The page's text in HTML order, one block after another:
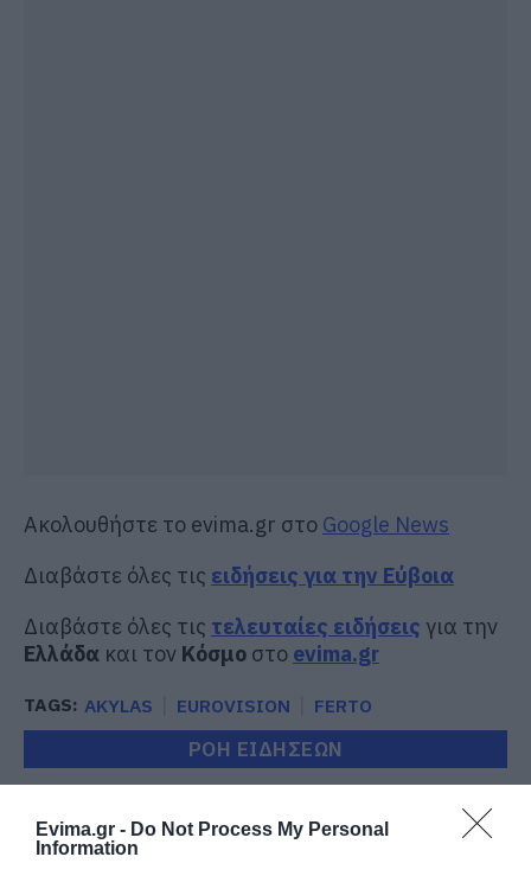
Evima.gr - Do Not Process My Personal
Information
Ακολουθήστε το evima.gr στο Google News
Διαβάστε όλες τις ειδήσεις για την Εύβοια
Διαβάστε όλες τις τελευταίες ειδήσεις για την
Ελλάδα και τον Κόσμο στο evima.gr
TAGS: AKYLAS EUROVISION FERTO
ΡΟΗ ΕΙΔΗΣΕΩΝ
μέτωπο – Παραμένουν ισχυρές
δυνάμεις της Πυροσβεστικής